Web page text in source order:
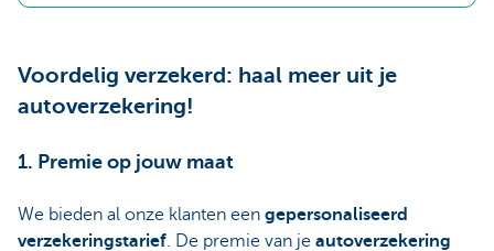
Voordelig verzekerd: haal meer uit je
autoverzekering!
1. Premie op jouw maat
We bieden al onze klanten een gepersonaliseerd
verzekeringstarief. De premie van je autoverzekering